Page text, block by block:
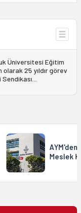
Üniversitesi Eğitim
25 yıldır görev
Meslek